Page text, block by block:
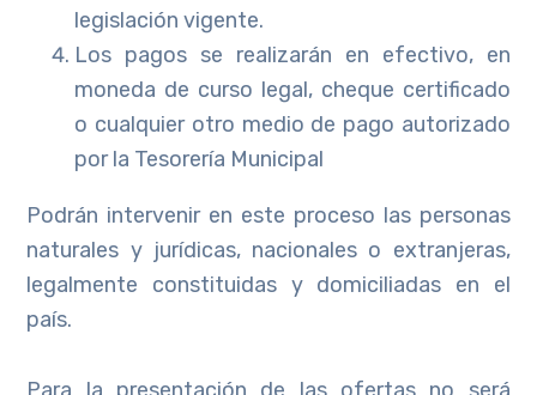
legislación vigente.
Los pagos se realizarán en efectivo, en
moneda de curso legal, cheque certificado
o cualquier otro medio de pago autorizado
por la Tesorería Municipal
Podrán intervenir en este proceso las personas
naturales y jurídicas, nacionales o extranjeras,
legalmente constituidas y domiciliadas en el
país.